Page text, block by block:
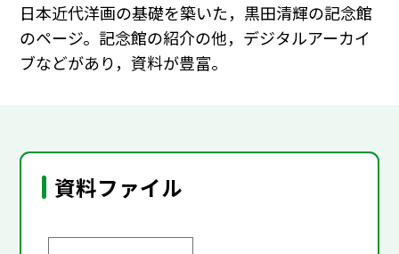
日本近代洋画の基礎を築いた，黒田清輝の記念館
のページ。記念館の紹介の他，デジタルアーカイ
ブなどがあり，資料が豊富。
資料ファイル